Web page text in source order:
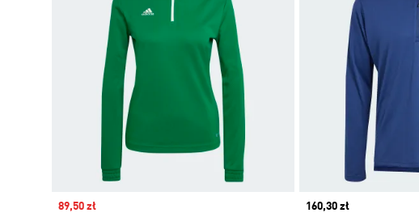
Sale price
89,50 zł Current price
160,30 zł